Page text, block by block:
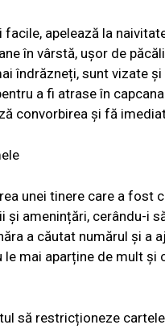
apelează la
în vârstă, ușor de
îndrăzneți, sunt vizate și
a fi atrase în
convorbirea și fă
unei tinere care a fost
și amenințări, cerându-i
a căutat numărul și a
mai aparține de mult și
să restricționeze